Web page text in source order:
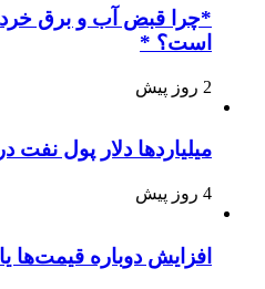
است؟ *
2 روز پیش
میلیاردها دلار پول
4 روز پیش
افزایش دوباره قیمت‌ها